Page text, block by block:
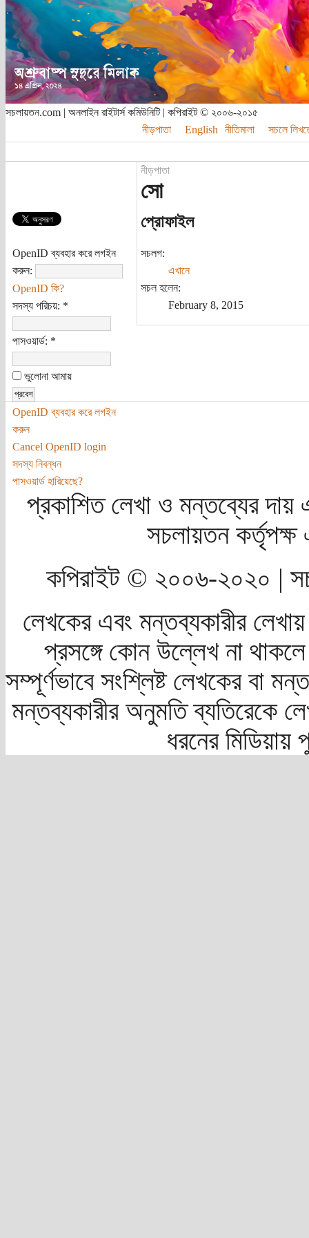
সচলায়তন.com | অনলাইন রাইটার্স কমিউনিটি | কপিরাইট © ২০০৬-২০১৫
নীড়পাতা
English নীতিমালা সচলে
OpenID ব্যবহার করে লগইন
করুন:
OpenID কি?
সদস্য পরিচয়: *
পাসওয়ার্ড: *
ভুলোনা আমায়
OpenID ব্যবহার করে লগইন
করুন
Cancel OpenID login
সদস্য নিবন্ধন
পাসওয়ার্ড হারিয়েছে?
নীড়পাতা
সো
প্রোফাইল
সচলগ:
এখানে
সচল হলেন:
February 8, 2015
প্রকাশিত লেখা ও মন্তব্যের দায়
সচলায়তন
কপিরাইট © ২০০৬-২০২০ |
লেখকের এবং মন্তব্যকারীর
প্রসঙ্গে কোন উল্লেখ না
সম্পূর্ণভাবে সংশ্লিষ্ট লেখকের বা
মন্তব্যকারীর অনুমতি ব্যতিরেকে
ধরনের মিডিয়ায়